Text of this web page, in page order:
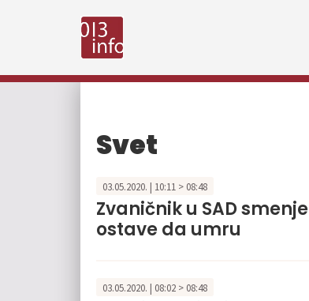
Svet
03.05.2020. | 10:11 > 08:48
Zvaničnik u SAD
ostave da umru
03.05.2020. | 08:02 > 08:48